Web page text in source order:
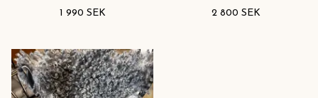
1 990 SEK
2 800 SEK